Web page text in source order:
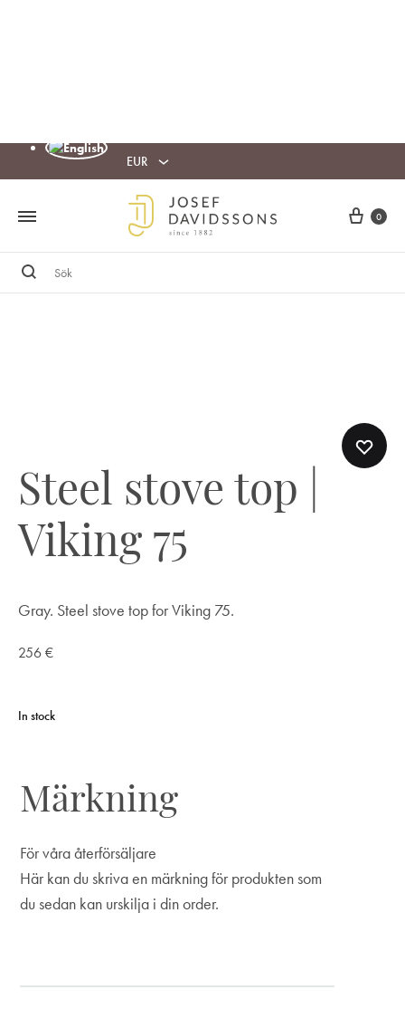
EUR
Cart
0
Sök
Steel stove top |
Viking 75
Gray. Steel stove top for Viking 75.
256€
In stock
Märkning
För våra återförsäljare
Här kan du skriva en märkning för produkten som
du sedan kan urskilja i din order.